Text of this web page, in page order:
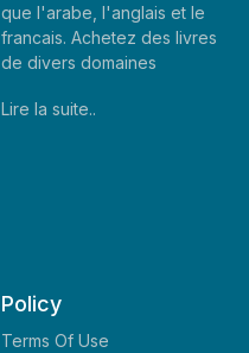
que l'arabe, l'anglais et le
francais. Achetez des livres
de divers domaines
Lire la suite..
Policy
Terms Of Use